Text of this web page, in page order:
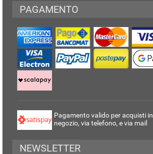
PAGAMENTO
Pagamento valido per acquisti in
negozio, via telefono, e via mail
NEWSLETTER